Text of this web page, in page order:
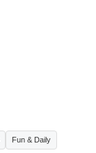
Fun & Daily